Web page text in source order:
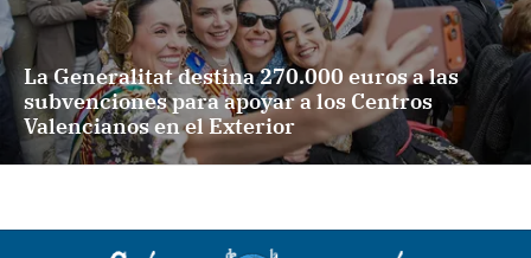
La Generalitat destina 270.000 euros a las
subvenciones para apoyar a los Centros
Valencianos en el Exterior